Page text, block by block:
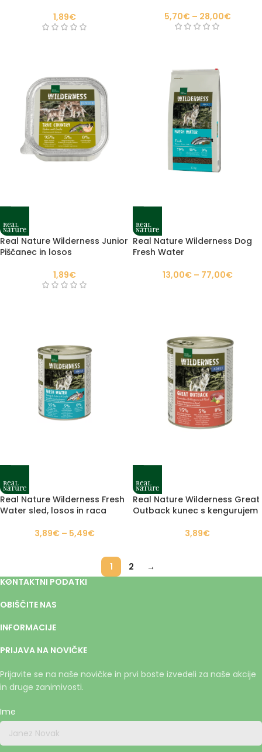
1,89€
5,70€ – 28,00€
Real Nature Wilderness Junior
Piščanec in losos
1,89€
Real Nature Wilderness Dog
Fresh Water
13,00€ – 77,00€
Real Nature Wilderness Fresh
Water sled, losos in raca
3,89€ – 5,49€
Real Nature Wilderness Great
Outback kunec s kengurujem
3,89€
1 2
→
KONTAKTNI PODATKI
OBIŠČITE NAS
INFORMACIJE
PRIJAVA NA NOVIČKE
Prijavite se na naše novičke in prvi boste izvedeli za naše akcije
in druge zanimivosti.
Ime